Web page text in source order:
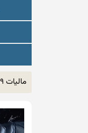
مالیات 9%